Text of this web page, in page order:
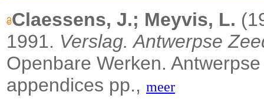
Claessens, J.; Meyvis, L.
1991. Verslag. Antwerpse
Openbare Werken.
appendices pp., meer